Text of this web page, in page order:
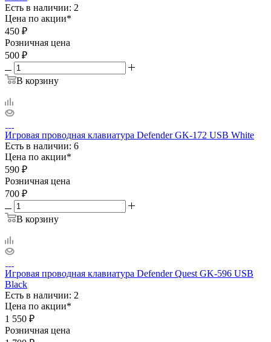
Есть в наличии: 2
Цена по акции*
450 ₽
Розничная цена
500 ₽
В корзину
Игровая проводная клавиатура Defender GK-172 USB White
Есть в наличии: 6
Цена по акции*
590 ₽
Розничная цена
700 ₽
В корзину
Игровая проводная клавиатура Defender Quest GK-596 USB
Black
Есть в наличии: 2
Цена по акции*
1 550 ₽
Розничная цена